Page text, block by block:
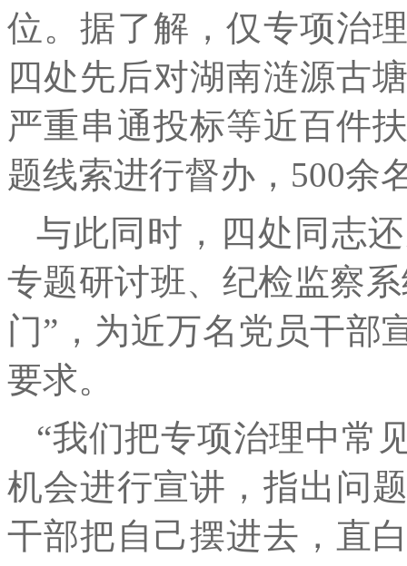
位。据了解，仅专项治
四处先后对湖南涟源古
严重串通投标等近百件
题线索进行督办，500余
与此同时，四处同志
专题研讨班、纪检监察
门”，为近万名党员干部
要求。
“我们把专项治理中常
机会进行宣讲，指出问
干部把自己摆进去，直